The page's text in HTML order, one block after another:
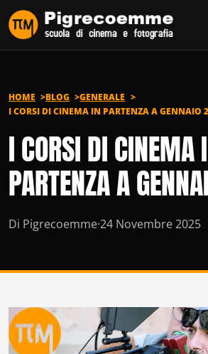
Vai al contenuto
HOME BLOG
GENERALE
I CORSI DI CINEMA IN PARTENZA A GENNAIO
I CORSI DI CINEMA
PARTENZA A
Di Pigrecoemme·24 Novembre 2025